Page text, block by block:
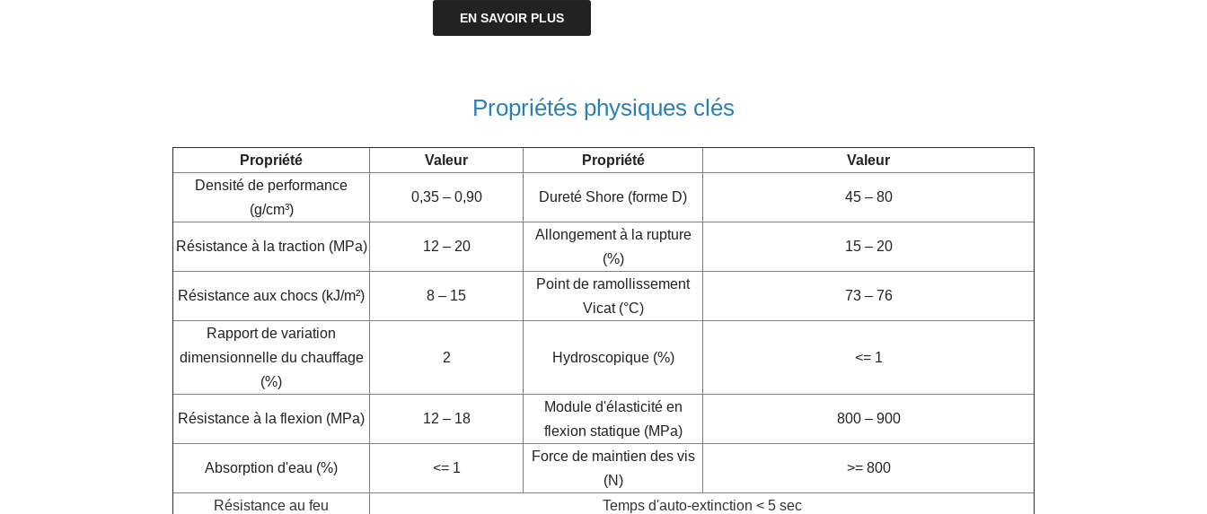
EN SAVOIR PLUS
Propriétés physiques clés
Propriété Valeur Propriété
Valeur
Densité de performance
(g/cm³)
0,35 – 0,90 Dureté Shore (forme D) 45 – 80
Résistance à la traction (MPa) 12 – 20
Allongement à la rupture
(%)
15 – 20
Résistance aux chocs (kJ/m²) 8 – 15
Point de ramollissement
Vicat (°C)
73 – 76
Rapport de variation
dimensionnelle du chauffage
(%)
2 Hydroscopique (%) <= 1
Résistance à la flexion (MPa) 12 – 18
Module d'élasticité en
flexion statique (MPa)
800 – 900
Absorption d'eau (%) <= 1
Force de maintien des vis
(N)
>= 800
Résistance au feu Temps d'auto-extinction < 5 sec